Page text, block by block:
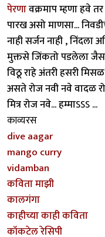
पेरणावक्रमाप म्हणा हवे
पारख असो माणसा...
नाही सर्जन नाही , निंदला
मुक्तसे जिंकतो पडलेला
विठू राहे अंतरी हसरी
असते रोज नवी नवे वादळ
मित्र रोज नवे... हम्माऽऽऽ ...
काव्यरस
dive aagar
mango curry
vidamban
कविता माझी
कालगंगा
काहीच्या काही कविता
कॉकटेल रेसिपी